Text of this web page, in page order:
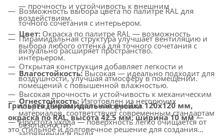
— прочность и устойчивость к внешним
воздействиям.
Цвет: Окраска по палитре RAL — возможность
выбора любого оттенка для точного сочетания с
интерьером.
Влагостойкость:Высокая — идеально подходит для
помещений с повышенной влажностью.
Огнестойкость: Изготовлен из негорючих
материалов, соответствует современным стандартам
безопасности.
Возможность выбора цвета по палитре RAL для
точного сочетания с интерьером.
Пирамидальная структура улучшает вентиляцию и
визуально расширяет пространство.
Открытая конструкция добавляет легкости и
воздушности, улучшая атмосферу в помещении.
Высокая прочность и устойчивость к механическим
повреждениям, влаге и коррозии.
Простота ухода — поверхность легко очищается от
загрязнений и пыли.
Грильято Пирамидальная ячейка 120х120 мм,
окраска по RAL, высота 42.5 мм, ширина 10 мм—
это стильное и долговечное решение для создания